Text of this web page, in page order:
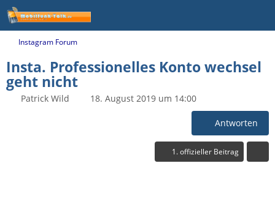
Instagram Forum
Insta. Professionelles Konto wechsel
geht nicht
Patrick Wild 18. August 2019 um 14:00
Antworten
1. offizieller Beitrag